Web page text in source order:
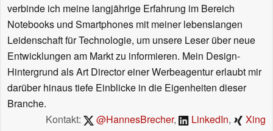
verbinde ich meine langjährige Erfahrung im Bereich
Notebooks und Smartphones mit meiner lebenslangen
Leidenschaft für Technologie, um unsere Leser über neue
Entwicklungen am Markt zu informieren. Mein Design-
Hintergrund als Art Director einer Werbeagentur erlaubt mir
darüber hinaus tiefe Einblicke in die Eigenheiten dieser
Branche.
Kontakt:
@HannesBrecher, LinkedIn, Xing